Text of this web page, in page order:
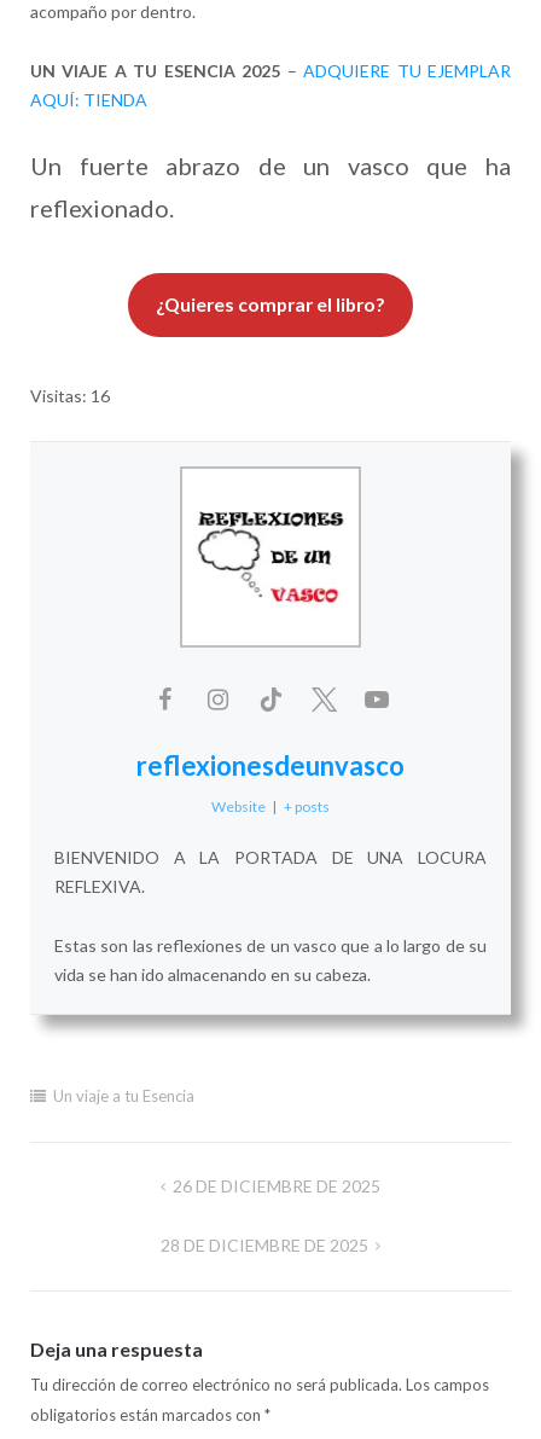
acompaño por dentro.
UN VIAJE A TU ESENCIA 2025 –ADQUIERE TU EJEMPLAR
AQUÍ: TIENDA
Un fuerte abrazo de un vasco que ha
reflexionado.
¿Quieres comprar el libro?
Visitas: 16
reflexionesdeunvasco
Website | + posts
BIENVENIDO A LA PORTADA DE UNA LOCURA
REFLEXIVA.
Estas son las reflexiones de un vasco que a lo largo de su
vida se han ido almacenando en su cabeza.
Un viaje a tu Esencia
Navegación26 DE DICIEMBRE DE 2025
28 DE DICIEMBRE DE 2025
Deja una respuesta
Tu dirección de correo electrónico no será publicada. Los campos
obligatorios están marcados con *